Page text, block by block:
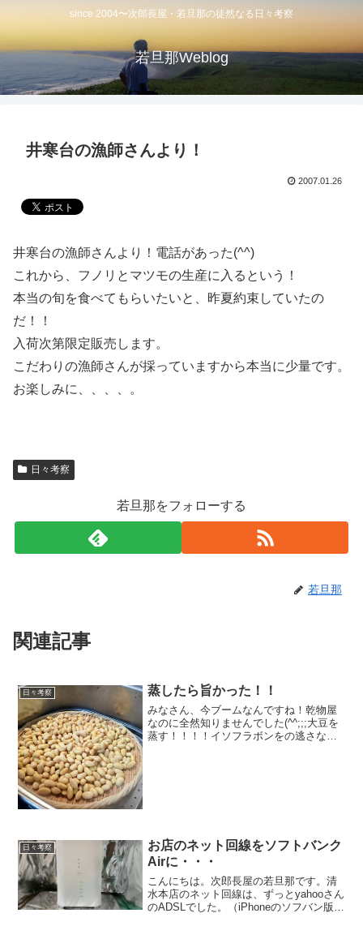
since 2004〜次郎長屋・若旦那の徒然なる日々考察
若旦那Weblog
井寒台の漁師さんより！
2007.01.26
井寒台の漁師さんより！電話があった(^^)
これから、フノリとマツモの生産に入るという！
本当の旬を食べてもらいたいと、昨夏約束していたの
だ！！
入荷次第限定販売します。
こだわりの漁師さんが採っていますから本当に少量です。
お楽しみに、、、、。
日々考察
若旦那をフォローする
若旦那
関連記事
日々考察 蒸したら旨かった！！
みなさん、今ブームなんですね！乾物屋
なのに全然知りませんでした(^^;;;大豆を
蒸す！！！！イソフラボンをの逃さな
日々考察
お店のネット回線をソフトバンク
Airに・・・
こんにちは。次郎長屋の若旦那です。清
水本店のネット回線は、ずっとyahooさん
のADSLでした。（iPhoneのソフバン版を